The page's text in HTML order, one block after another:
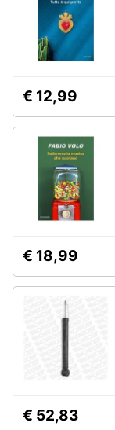
€ 12,99
€ 18,99
€ 52,83